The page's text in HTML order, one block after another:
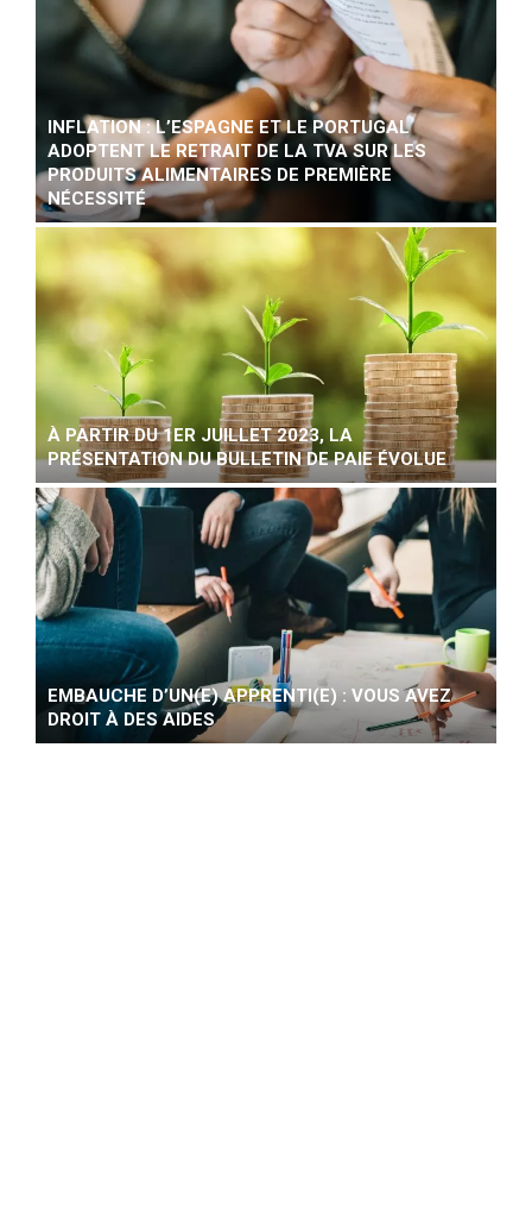
INFLATION : L’ESPAGNE ET LE PORTUGAL
ADOPTENT LE RETRAIT DE LA TVA SUR LES
PRODUITS ALIMENTAIRES DE PREMIÈRE
NÉCESSITÉ
À PARTIR DU 1ER JUILLET 2023, LA
PRÉSENTATION DU BULLETIN DE PAIE ÉVOLUE
EMBAUCHE D’UN(E) APPRENTI(E) : VOUS AVEZ
DROIT À DES AIDES